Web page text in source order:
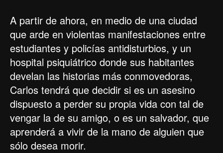
A partir de ahora, en medio de una ciudad
que arde en violentas manifestaciones entre
estudiantes y policías antidisturbios, y un
hospital psiquiátrico donde sus habitantes
develan las historias más conmovedoras,
Carlos tendrá que decidir si es un asesino
dispuesto a perder su propia vida con tal de
vengar la de su amigo, o es un salvador, que
aprenderá a vivir de la mano de alguien que
sólo desea morir.